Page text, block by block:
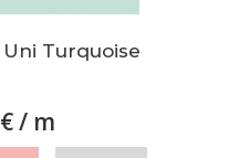
Turquoise
/ m